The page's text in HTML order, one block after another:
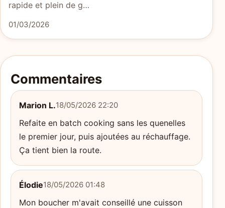
rapide et plein de g…
01/03/2026
Commentaires
Marion L.18/05/2026 22:20
Refaite en batch cooking sans les quenelles
le premier jour, puis ajoutées au réchauffage.
Ça tient bien la route.
Élodie18/05/2026 01:48
Mon boucher m'avait conseillé une cuisson